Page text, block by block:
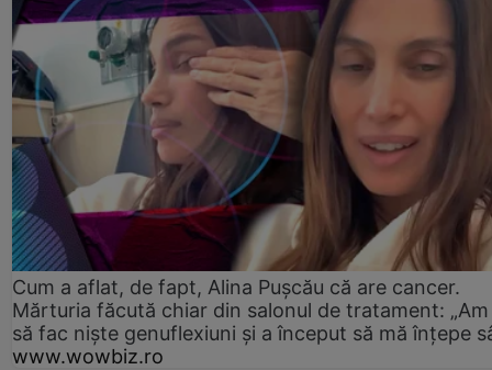
Cum a aflat, de fapt, Alina Pușcău că are cancer.
Mărturia făcută chiar din salonul de tratament:
să fac niște genuflexiuni și a început să mă înțepe
www.wowbiz.ro